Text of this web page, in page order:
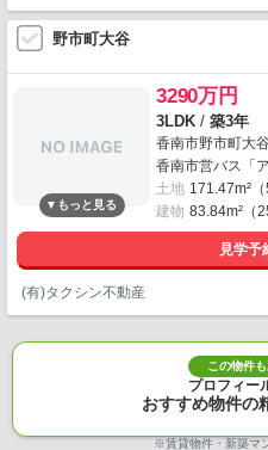
野市町大谷
3290万円
3LDK / 築3年
香南市野市町大
香南市営バス「
土地 171.47m²
建物 83.84m²（
見学予
(有)タクシン不動産
この物件も
プロフィー
おすすめ物件の
※賃貸物件・新築マ